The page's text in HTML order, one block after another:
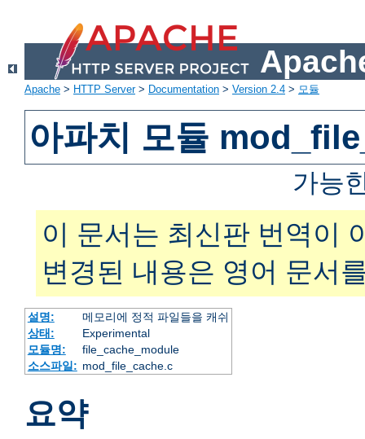
Apache > HTTP Server> Documentation > Version 2.4 > 모듈
아파치 모듈
가능
이 문서는 최신판 번역이
변경된 내용은 영어 문서
설명:
메모리에 정적 파일들을 캐쉬
상태:
Experimental
모듈명:
file_cache_module
소스파일: mod_file_cache.c
요약